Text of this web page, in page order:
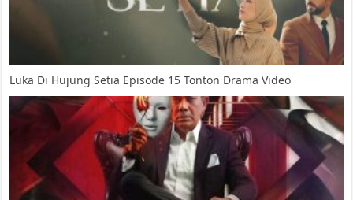
Luka Di Hujung Setia Episode 15 Tonton Drama Video